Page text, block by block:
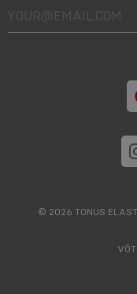
your@email.com
© 2026 TONUS ELAST